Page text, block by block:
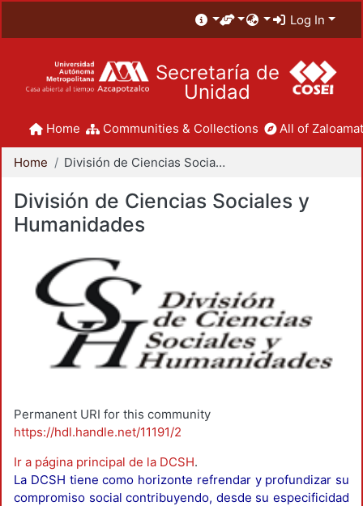
Log In
Secretaría de
Unidad
Home Communities & Collections All of
Home División de Ciencias Sociales y Humanidades
División de Ciencias Sociales y
Humanidades
Permanent URI for this community
https://hdl.handle.net/11191/2
Ir a página principal de la DCSH.
La DCSH tiene como horizonte refrendar y profundizar su
compromiso social contribuyendo, desde su especificidad